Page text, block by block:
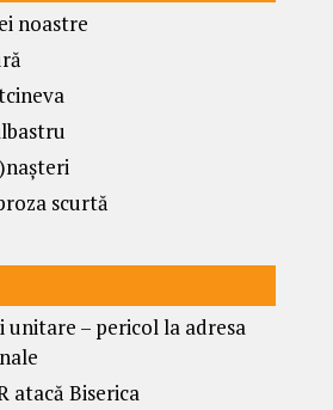
noastre
scurtă
unitare – pericol la adresa
atacă Biserica